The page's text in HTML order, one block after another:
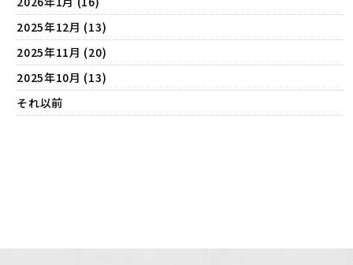
2025年12月 (13)
2025年11月 (20)
2025年10月 (13)
それ以前